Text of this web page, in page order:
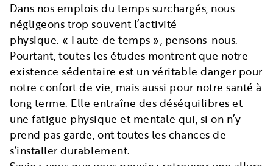
Dans nos emplois du temps surchargés, nous
négligeons trop souvent l’activité
physique. « Faute de temps », pensons-nous.
Pourtant, toutes les études montrent que notre
existence sédentaire est un véritable danger pour
notre confort de vie, mais aussi pour notre santé à
long terme. Elle entraîne des déséquilibres et
une fatigue physique et mentale qui, si on n’y
prend pas garde, ont toutes les chances de
s’installer durablement.